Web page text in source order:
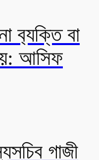
ব‍্যক্তি বা
আসিফ
গাজী